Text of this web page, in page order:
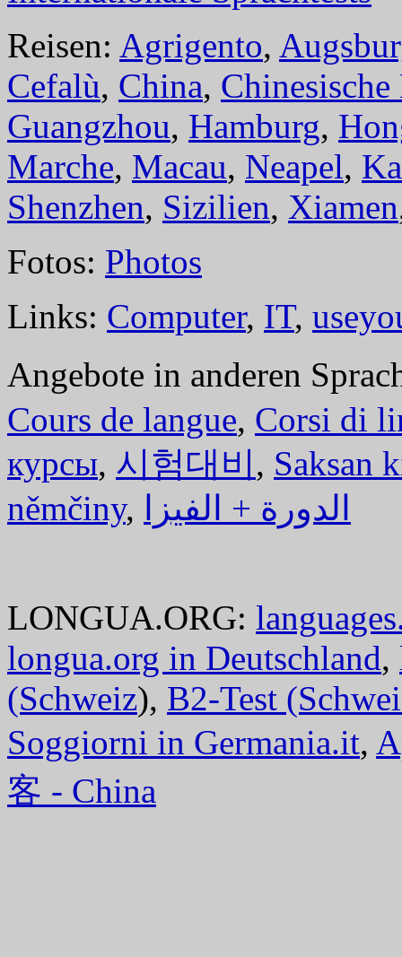
Reisen: Agrigento,
Cefalù, China, Chinesische
Guangzhou, Hamburg,
Marche, Macau, Neapel,
Shenzhen, Sizilien, Xiamen
Fotos: Photos
Links: Computer, IT,
Angebote in anderen
Cours de langue, Corsi di
курсы, 시험대비, Saksan
němčiny, الدورة + الفيزا
LONGUA.ORG:
longua.org in Deutschland,
(Schweiz), B2-Test
Soggiorni in Germania.it,
客 - China